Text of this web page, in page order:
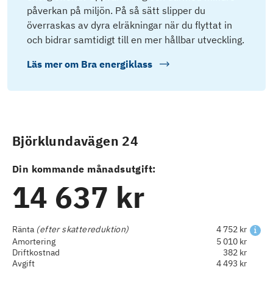
påverkan på miljön. På så sätt slipper du
överraskas av dyra elräkningar när du flyttat in
och bidrar samtidigt till en mer hållbar utveckling.
Läs mer om Bra energiklass
Björklundavägen 24
Din kommande månadsutgift:
14 637 kr
Ränta (efter skattereduktion)
4 752 kr
Amortering
5 010 kr
Driftkostnad
382 kr
Avgift
4 493 kr